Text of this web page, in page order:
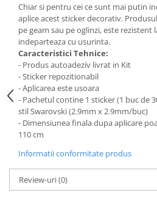
Amuzante
Animale
Baby on board
Florale
Motive
Pachete
Pentru femei
Stickere pereche
Stickere imprimate
Copii
Stickere cu efect 3D
Stickere PVC
Chiar si pentru cei ce sunt mai putin
aplice acest sticker decorativ.
pe geam sau pe oglinzi, este rezistent
indeparteaza cu usurinta.
Caracteristici Tehnice:
- Produs autoadeziv livrat in Kit
- Sticker repozitionabil
- Aplicarea este usoara
- Pachetul contine 1 sticker (1 buc de
stil Swarovski (2.9mm x 2.9mm/buc)
- Dimensiunea finala dupa aplicare
110 cm
Informatii conformitate produs
Review-uri(0)